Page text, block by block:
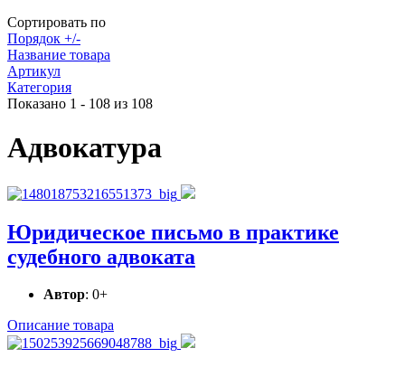
Сортировать по
Порядок +/-
Название товара
Артикул
Категория
Показано 1 - 108 из 108
Адвокатура
Юридическое письмо в практике
судебного адвоката
Автор: 0+
Описание товара